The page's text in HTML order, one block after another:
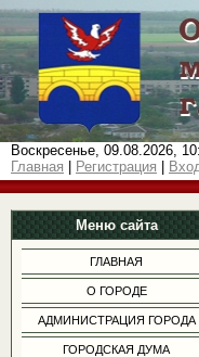
Воскресенье, 09.08.2026,
Главная
Регистрация
Меню сайта
ГЛАВНАЯ
О ГОРОДЕ
АДМИНИСТРАЦИЯ ГОРОДА
ГОРОДСКАЯ ДУМА